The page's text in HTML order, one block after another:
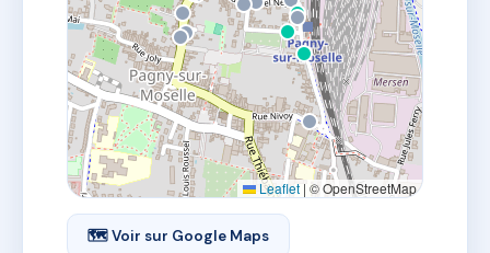
Leaflet | © OpenStreetMap
🗺 Voir sur Google Maps